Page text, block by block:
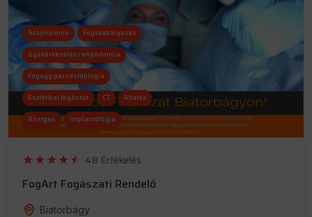
Szájhigiénia Fogszabályozás
Gyökérkezelés / endodoncia
Fogágy parodontológia
Esztétikai fogászat CT Altatás
Röntgen Implantológia
48 Értékelés
FogArt Fogászati Rendelő
Biatorbágy